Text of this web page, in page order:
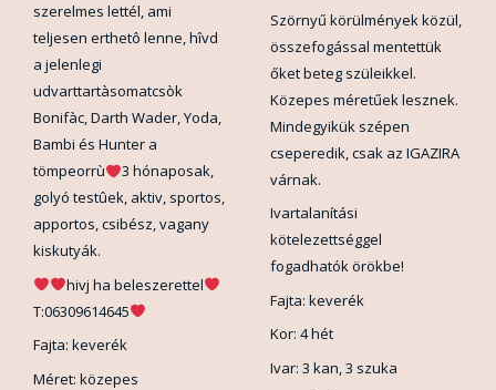
szerelmes lettél, ami
teljesen erthetô lenne, hîvd
a jelenlegi
udvarttartàsomatcsòk
Bonifàc, Darth Wader, Yoda,
Bambi és Hunter a
tömpeorrù
3 hónaposak,
golyó testûek, aktiv, sportos,
apportos, csibész, vagany
kiskutyák.
hivj ha beleszerettel
T:06309614645
Fajta: keverék
Méret: közepes
Szörnyű körülmények közül,
összefogással mentettük
őket beteg szüleikkel.
Közepes méretűek lesznek.
Mindegyikük szépen
cseperedik, csak az IGAZIRA
várnak.
Ivartalanítási
kötelezettséggel
fogadhatók örökbe!
Fajta: keverék
Kor: 4 hét
Ivar: 3 kan, 3 szuka